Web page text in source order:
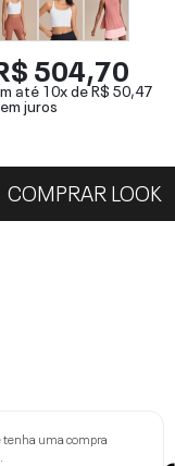
504,70
até 10x deR$ 50,47
juros
COMPRAR LOOK
tenha uma compra